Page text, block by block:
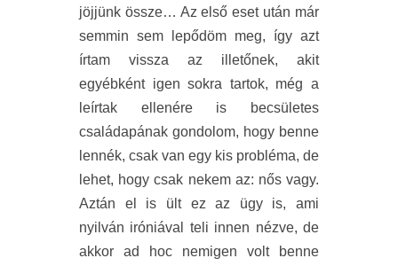
jöjjünk össze… Az első eset után már
semmin sem lepődöm meg, így azt
írtam vissza az illetőnek, akit
egyébként igen sokra tartok, még a
leírtak ellenére is becsületes
családapának gondolom, hogy benne
lennék, csak van egy kis probléma, de
lehet, hogy csak nekem az: nős vagy.
Aztán el is ült ez az ügy is, ami
nyilván iróniával teli innen nézve, de
akkor ad hoc nemigen volt benne